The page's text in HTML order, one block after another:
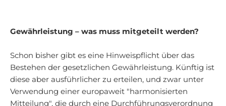
Gewährleistung – was muss mitgeteilt werden?
Schon bisher gibt es eine Hinweispflicht über das
Bestehen der gesetzlichen Gewährleistung. Künftig ist
diese aber ausführlicher zu erteilen, und zwar unter
Verwendung einer europaweit "harmonisierten
Mitteilung", die durch eine Durchführungsverordnung